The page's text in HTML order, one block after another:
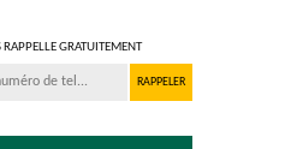
RAPPELLE GRATUITEMENT